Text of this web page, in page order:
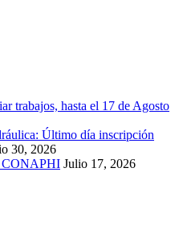
trabajos, hasta el 17 de Agosto
Último día inscripción
30, 2026
CONAPHI Julio 17, 2026